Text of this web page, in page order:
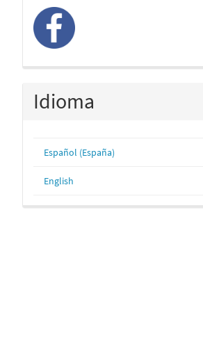
facebook
Idioma
Español (España)
English